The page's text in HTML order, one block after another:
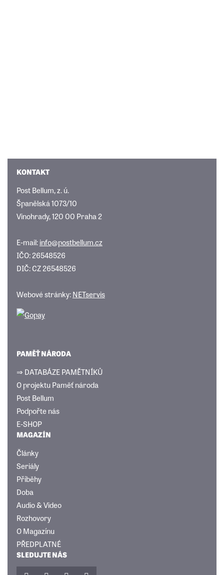
KONTAKT
Post Bellum, z. ú.
Španělská 1073/10
Vinohrady, 120 00 Praha 2
E-mail:info@postbellum.cz
IČO: 26548526
DIČ: CZ 26548526
Webové stránky:NETservis
PAMĚŤ NÁRODA
⇒ DATABÁZE PAMĚTNÍKŮ
O projektu Paměť národa
Post Bellum
Podpořte nás
E-SHOP
MAGAZÍN
Články
Seriály
Příběhy
Doba
Audio & Video
Rozhovory
O Magazínu
PŘEDPLATNÉ
SLEDUJTE NÁS